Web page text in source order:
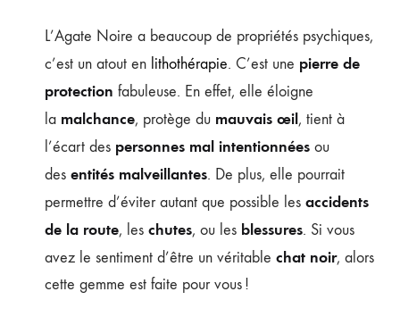
L’Agate Noire a beaucoup de propriétés psychiques,
c’est un atout en lithothérapie. C’est une pierre de
protection fabuleuse. En effet, elle éloigne
la malchance, protège du mauvais œil, tient à
l’écart des personnes mal intentionnées ou
des entités malveillantes. De plus, elle pourrait
permettre d’éviter autant que possible les accidents
de la route, les chutes, ou les blessures. Si vous
avez le sentiment d’être un véritable chat noir, alors
cette gemme est faite pour vous !